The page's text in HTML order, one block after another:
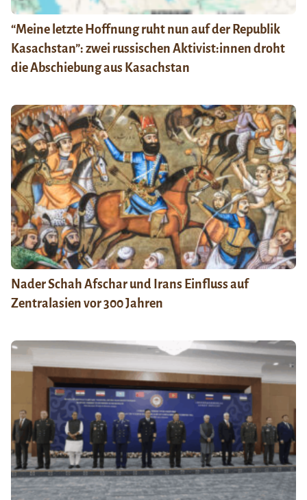
“Meine letzte Hoffnung ruht nun auf der Republik
Kasachstan”: zwei russischen Aktivist:innen droht
die Abschiebung aus Kasachstan
Nader Schah Afschar und Irans Einfluss auf
Zentralasien vor 300 Jahren